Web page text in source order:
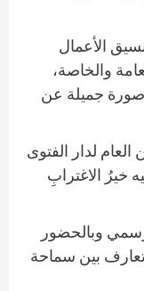
الأعمال
والخاصة،
صورة جميلة عن
لدار الفتوى
خيرُ الاغترابِ
وبالحضور
بين سماحة